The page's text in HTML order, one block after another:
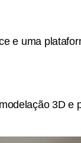
e uma
3D e